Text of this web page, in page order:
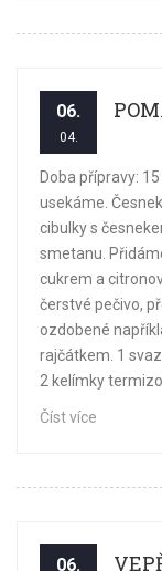
06.
04.
Doba přípravy:
usekáme.
cibulky s
smetanu.
cukrem a
čerstvé pečivo,
ozdobené
rajčátkem. 1
2 kelímky
Číst více
06.